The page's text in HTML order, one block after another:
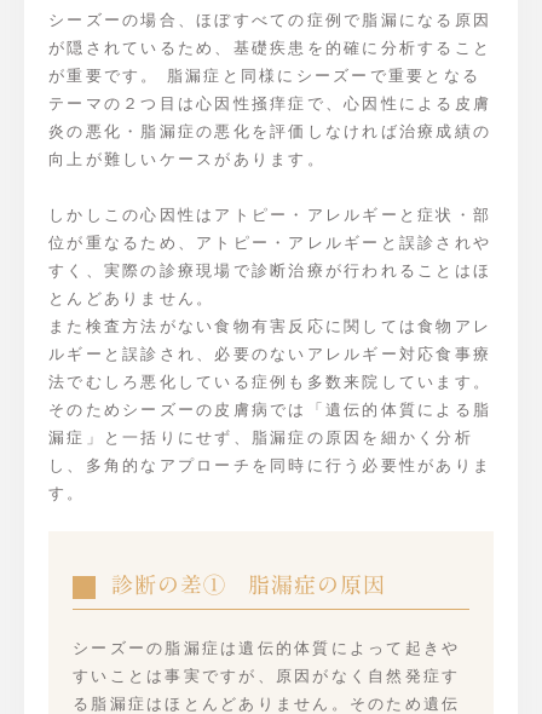
シーズーの場合、ほぼすべての症例で脂漏になる原因
が隠されているため、基礎疾患を的確に分析すること
が重要です。 脂漏症と同様にシーズーで重要となる
テーマの２つ目は心因性掻痒症で、心因性による皮膚
炎の悪化・脂漏症の悪化を評価しなければ治療成績の
向上が難しいケースがあります。
しかしこの心因性はアトピー・アレルギーと症状・部
位が重なるため、アトピー・アレルギーと誤診されや
すく、実際の診療現場で診断治療が行われることはほ
とんどありません。
また検査方法がない食物有害反応に関しては食物アレ
ルギーと誤診され、必要のないアレルギー対応食事療
法でむしろ悪化している症例も多数来院しています。
そのためシーズーの皮膚病では「遺伝的体質による脂
漏症」と一括りにせず、脂漏症の原因を細かく分析
し、多角的なアプローチを同時に行う必要性がありま
す。
診断の差① 脂漏症の原因
シーズーの脂漏症は遺伝的体質によって起きや
すいことは事実ですが、原因がなく自然発症す
る脂漏症はほとんどありません。そのため遺伝